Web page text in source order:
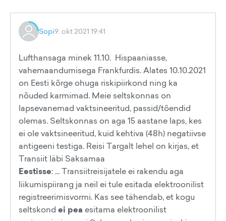
Sopi9. okt 2021 19:41
Lufthansaga minek 11.10. Hispaaniasse,
vahemaandumisega Frankfurdis. Alates 10.10.2021
on Eesti kõrge ohuga riskipiirkond ning ka
nõuded karmimad. Meie seltskonnas on
lapsevanemad vaktsineeritud, passid/tõendid
olemas. Seltskonnas on aga 15 aastane laps, kes
ei ole vaktsineeritud, kuid kehtiva (48h) negatiivse
antigeeni testiga. Reisi Targalt lehel on kirjas, et
Transiit läbi Saksamaa
Eestisse: ... Transiitreisijatele ei rakendu aga
liikumispiirang ja neil ei tule esitada elektroonilist
registreerimisvormi. Kas see tähendab, et kogu
seltskond ei pea esitama elektroonilist